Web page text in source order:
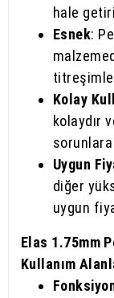
hale
Esnek:
Kolay
kolaydır
Uygun
diğer
uygun
Elas 1.75mm
Kullanım